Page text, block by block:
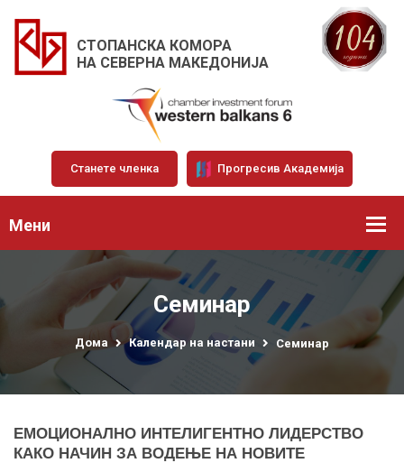
СТОПАНСКА КОМОРА
НА СЕВЕРНА МАКЕДОНИЈА
Станете членка Прогресив Академија
Мени
Семинар
Дома Календар на настани Семинар
ЕМОЦИОНАЛНО ИНТЕЛИГЕНТНО ЛИДЕРСТВО
КАКО НАЧИН ЗА ВОДЕЊЕ НА НОВИТЕ